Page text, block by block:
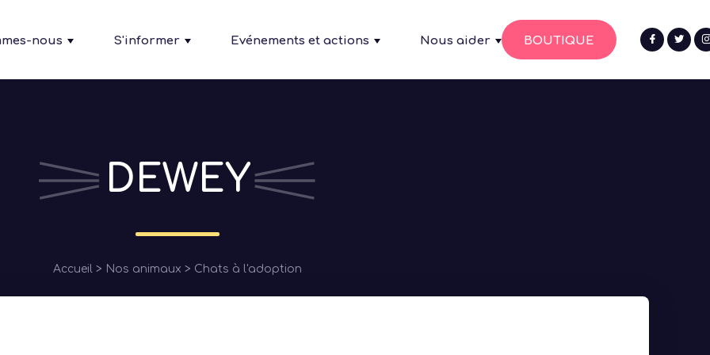
nous S'informer Evénements et actions Nous aider BOUTIQUE
DEWEY
Fil
d'Ariane
Accueil Nos animaux Chats à l'adoption